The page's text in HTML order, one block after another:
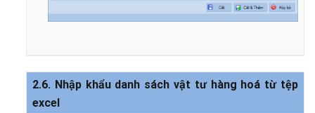
2.6. Nhập khẩu danh sách vật tư hàng hoá từ tệp
excel